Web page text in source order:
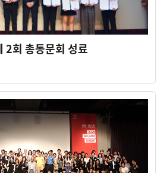
회 총동문회 성료